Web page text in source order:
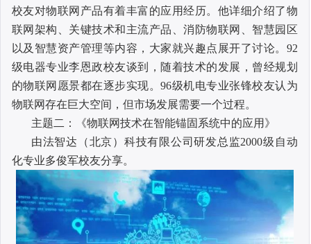
校友对物联网产品有着丰富的应用经历。他详细介绍了物
联网架构、关键技术和主流产品、消防物联网、智慧园区
以及智慧资产管理等内容，大家就兴趣点展开了讨论。 92
级电器专业李恩政校友谈到，随着技术的发展，曾经规划
的物联网愿景都在逐步实现。96级机电专业张锋校友认为
物联网存在巨大空间，但市场发展需要一个过程。
主题二：《物联网技术在智能锚固系统中的应用》
由法智达（北京）科技有限公司研发总监2000级自动
化专业多俊军校友分享。